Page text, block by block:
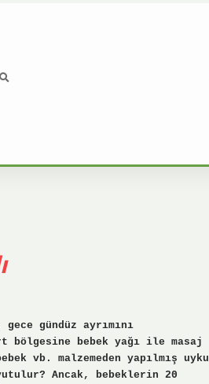
gündüz ayrımını
bölgesine bebek yağı ile masaj
vb. malzemeden yapılmış uyku
Ancak, bebeklerin 20